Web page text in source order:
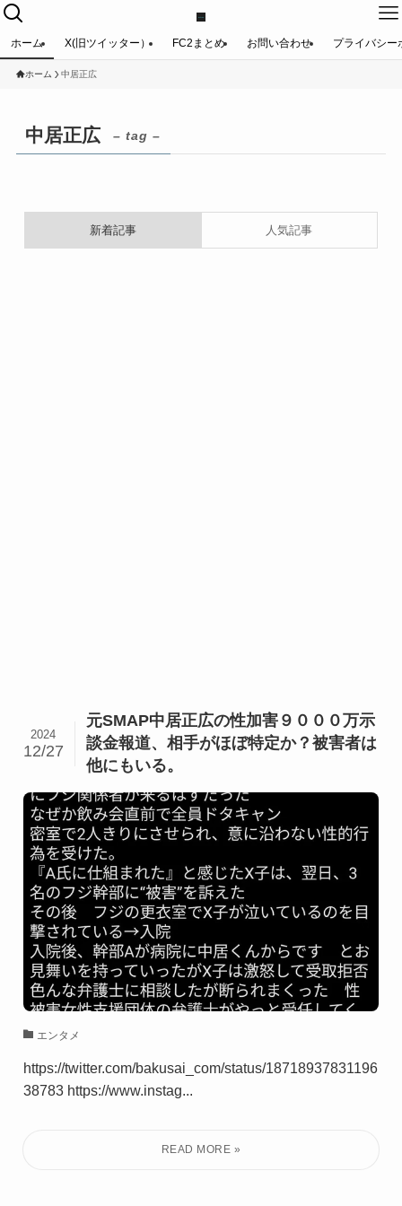
ホーム X(旧ツイッター） FC2まとめ お問い合わせ プライバシー
ホーム 中居正広
中居正広 – tag –
新着記事 人気記事
元SMAP中居正広の性加害９０００万示
談金報道、相手がほぼ特定か？被害者は
他にもいる。
2024
12/27
エンタメ
https://twitter.com/bakusai_com/status/18718937831196
38783 https://www.instag...